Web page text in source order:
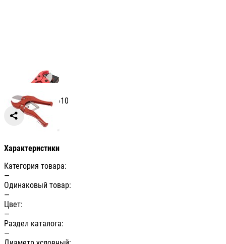
Артикул: СВ007610
Характеристики
Категория товара:
—
Одинаковый товар:
—
Цвет:
—
Раздел каталога:
—